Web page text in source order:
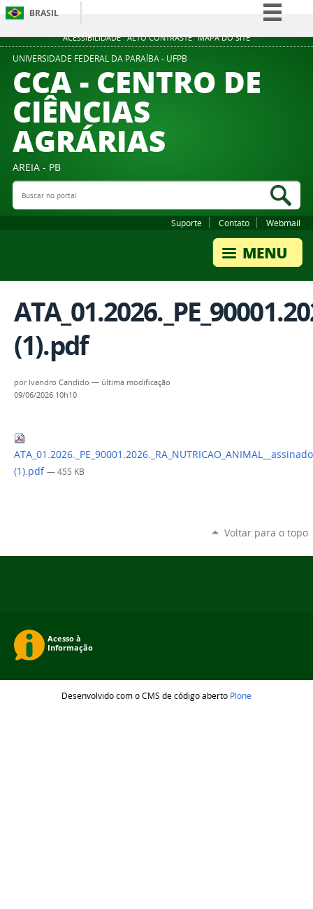
ACESSIBILIDADE ALTO CONTRASTE MAPA DO SITE
BRASIL
Simplifique!
Participe
UNIVERSIDADE FEDERAL DA PARAÍBA - UFPB
CCA - CENTRO DE
CIÊNCIAS
AGRÁRIAS
AREIA - PB
Buscar no portal
Suporte Contato Webmail
(1).pdf
por Ivandro Candido — última modificação
09/06/2026 10h10
ATA_01.2026._PE_90001.2026._RA_NUTRICAO_ANIMAL__assinado
(1).pdf — 455 KB
Voltar para o topo
Desenvolvido com o CMS de código aberto Plone